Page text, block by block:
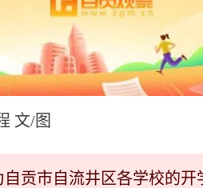
文/图
贡市自流井区各学校的开